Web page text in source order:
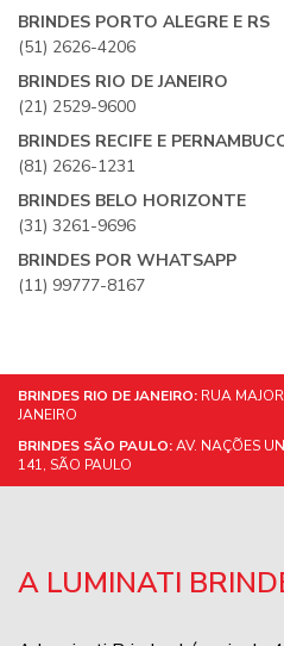
BRINDES PORTO ALEGRE E RS
(51) 2626-4206
BRINDES RIO DE JANEIRO
(21) 2529-9600
BRINDES RECIFE E
(81) 2626-1231
BRINDES BELO HORIZONTE
(31) 3261-9696
BRINDES POR WHATSAPP
(11) 99777-8167
BRINDES RIO DE JANEIRO: RUA
JANEIRO
BRINDES SÃO PAULO:AV. NAÇÕES
141, SÃO PAULO
A LUMINATI